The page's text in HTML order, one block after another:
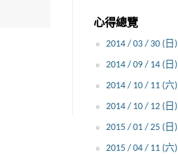
心得總覽
2014 / 03 / 30 (日)
2014 / 09 / 14 (日)
2014 / 10 / 11 (六)
2014 / 10 / 12 (日)
2015 / 01 / 25 (日)
2015 / 04 / 11 (六)